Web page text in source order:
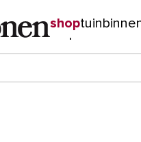
shoptuin
verbouwen